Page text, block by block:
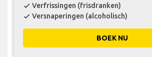
check Verfrissingen (frisdranken)
check Versnaperingen (alcoholisch)
BOEK NU